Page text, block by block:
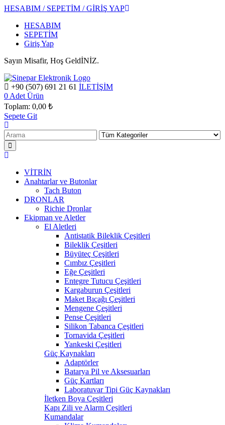
HESABIM / SEPETİM / GİRİŞ YAP
HESABIM
SEPETİM
Giriş Yap
Sayın Misafir, Hoş GeldİNİZ.
+90 (507) 691 21 61 İLETİŞİM
0 Adet Ürün
Toplam: 0,00 ₺
Sepete Git
VİTRİN
Anahtarlar ve Butonlar
Tach Buton
DRONLAR
Richie Dronlar
Ekipman ve Aletler
El Aletleri
Antistatik Bileklik Çeşitleri
Bileklik Çeşitleri
Büyüteç Çeşitleri
Cımbız Çeşitleri
Eğe Çeşitleri
Entegre Tutucu Çeşitleri
Kargaburun Çeşitleri
Maket Bıçağı Çeşitleri
Mengene Çeşitleri
Pense Çeşitleri
Silikon Tabanca Çeşitleri
Tornavida Çeşitleri
Yankeski Çeşitleri
Güç Kaynakları
Adaptörler
Batarya Pil ve Aksesuarları
Güç Kartları
Laboratuvar Tipi Güç Kaynakları
İletken Boya Çeşitleri
Kapı Zili ve Alarm Çeşitleri
Kumandalar